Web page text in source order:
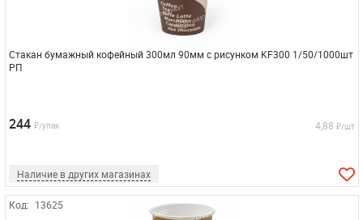
Стакан бумажный кофейный 300мл 90мм с рисунком KF300 1/50/1000шт
РП
244 ₽/упак 4,88 ₽/шт
Наличие в других магазинах
Код: 13625